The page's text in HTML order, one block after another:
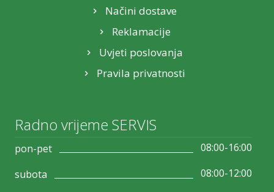
Načini dostave
Reklamacije
Uvjeti poslovanja
Pravila privatnosti
Radno vrijeme SERVIS
pon-pet
08:00-16:00
subota
08:00-12:00